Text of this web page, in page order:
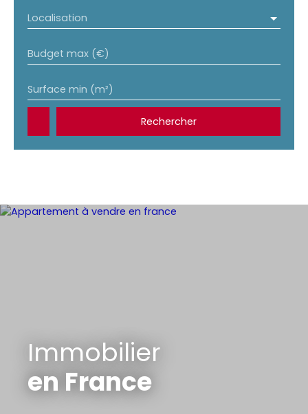
Localisation
Budget max (€)
Surface min (m²)
Rechercher
Immobilier
en France